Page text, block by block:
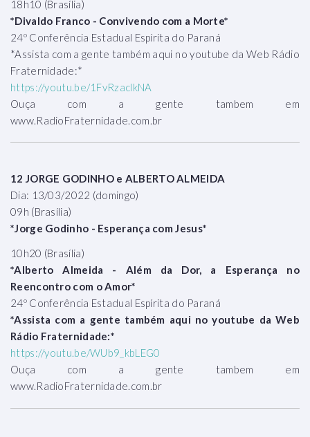
18h10 (Brasília)
*Divaldo Franco - Convivendo com a Morte*
24º Conferência Estadual Espírita do Paraná
*Assista com a gente também aqui no youtube da Web Rádio
Fraternidade:*
https://youtu.be/1FvRzaclkNA
Ouça com a gente tambem em
www.RadioFraternidade.com.br
12 JORGE GODINHO e ALBERTO ALMEIDA
Dia: 13/03/2022 (domingo)
09h (Brasília)
*Jorge Godinho - Esperança com Jesus*
10h20 (Brasília)
*Alberto Almeida - Além da Dor, a Esperança no
Reencontro com o Amor*
24º Conferência Estadual Espírita do Paraná
*Assista com a gente também aqui no youtube da Web
Rádio Fraternidade:*
https://youtu.be/WUb9_kbLEG0
Ouça com a gente tambem em
www.RadioFraternidade.com.br